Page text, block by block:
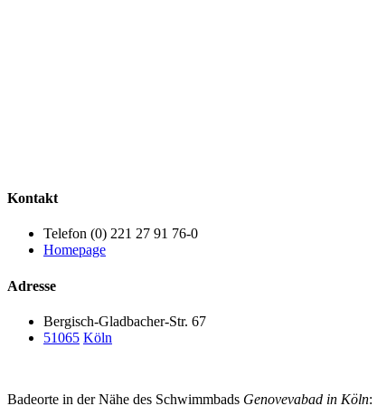
Kontakt
Telefon (0) 221 27 91 76-0
Homepage
Adresse
Bergisch-Gladbacher-Str. 67
51065 Köln
Badeorte in der Nähe des Schwimmbads Genovevabad in Köln: